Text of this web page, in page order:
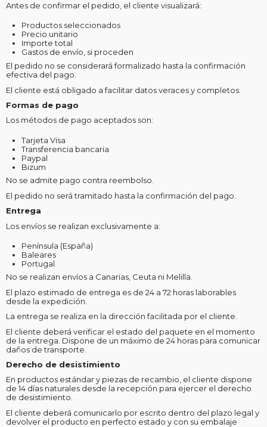
Antes de confirmar el pedido, el cliente visualizará:
Productos seleccionados
Precio unitario
Importe total
Gastos de envío, si proceden
El pedido no se considerará formalizado hasta la confirmación
efectiva del pago.
El cliente está obligado a facilitar datos veraces y completos.
Formas de pago
Los métodos de pago aceptados son:
Tarjeta Visa
Transferencia bancaria
Paypal
Bizum
No se admite pago contra reembolso.
El pedido no será tramitado hasta la confirmación del pago.
Entrega
Los envíos se realizan exclusivamente a:
Península (España)
Baleares
Portugal
No se realizan envíos a Canarias, Ceuta ni Melilla.
El plazo estimado de entrega es de 24 a 72 horas laborables
desde la expedición.
La entrega se realiza en la dirección facilitada por el cliente.
El cliente deberá verificar el estado del paquete en el momento
de la entrega. Dispone de un máximo de 24 horas para comunicar
daños de transporte.
Derecho de desistimiento
En productos estándar y piezas de recambio, el cliente dispone
de 14 días naturales desde la recepción para ejercer el derecho
de desistimiento.
El cliente deberá comunicarlo por escrito dentro del plazo legal y
devolver el producto en perfecto estado y con su embalaje